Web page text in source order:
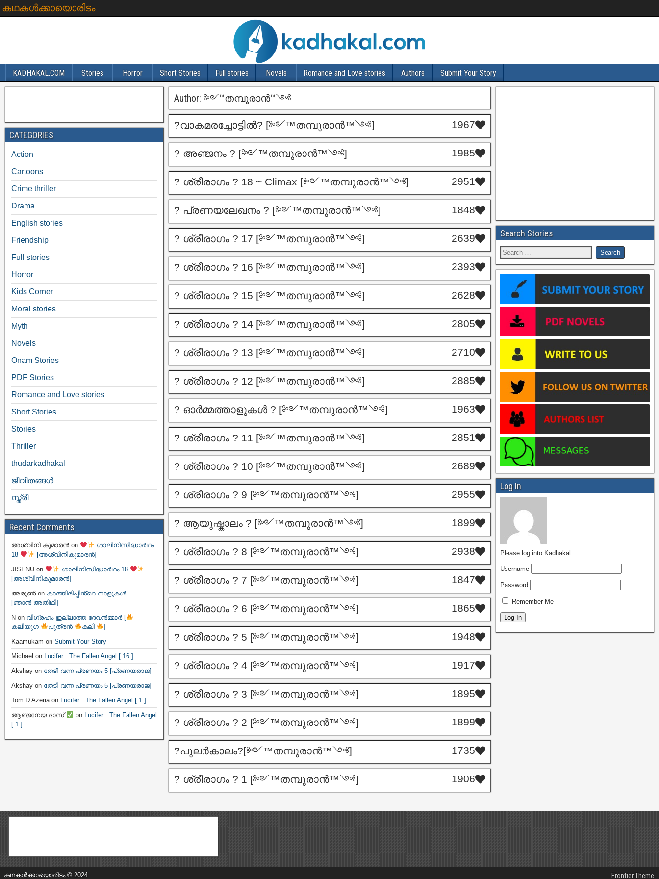
കഥകൾക്കായൊരിടം
KADHAKAL.COM Stories Horror Short Stories Full stories Novels Romance and Love stories Authors Submit Your Story
Author: ༻™തമ്പുരാൻ™༺
?വാകമരച്ചോട്ടിൽ? [༻™തമ്പുരാൻ™༺] 1967
? അഞ്ജനം ? [༻™തമ്പുരാൻ™༺] 1985
? ശ്രീരാഗം ? 18 ~ Climax [༻™തമ്പുരാൻ™༺] 2951
? പ്രണയലേഖനം ? [༻™തമ്പുരാൻ™༺] 1848
? ശ്രീരാഗം ? 17 [༻™തമ്പുരാൻ™༺] 2639
? ശ്രീരാഗം ? 16 [༻™തമ്പുരാൻ™༺] 2393
? ശ്രീരാഗം ? 15 [༻™തമ്പുരാൻ™༺] 2628
? ശ്രീരാഗം ? 14 [༻™തമ്പുരാൻ™༺] 2805
? ശ്രീരാഗം ? 13 [༻™തമ്പുരാൻ™༺] 2710
? ശ്രീരാഗം ? 12 [༻™തമ്പുരാൻ™༺] 2885
? ഓർമ്മത്താളുകൾ ? [༻™തമ്പുരാൻ™༺] 1963
? ശ്രീരാഗം ? 11 [༻™തമ്പുരാൻ™༺] 2851
? ശ്രീരാഗം ? 10 [༻™തമ്പുരാൻ™༺] 2689
? ശ്രീരാഗം ? 9 [༻™തമ്പുരാൻ™༺] 2955
? ആയുഷ്കാലം ? [༻™തമ്പുരാൻ™༺] 1899
? ശ്രീരാഗം ? 8 [༻™തമ്പുരാൻ™༺] 2938
? ശ്രീരാഗം ? 7 [༻™തമ്പുരാൻ™༺] 1847
? ശ്രീരാഗം ? 6 [༻™തമ്പുരാൻ™༺] 1865
? ശ്രീരാഗം ? 5 [༻™തമ്പുരാൻ™༺] 1948
? ശ്രീരാഗം ? 4 [༻™തമ്പുരാൻ™༺] 1917
? ശ്രീരാഗം ? 3 [༻™തമ്പുരാൻ™༺] 1895
? ശ്രീരാഗം ? 2 [༻™തമ്പുരാൻ™༺] 1899
?പുലർകാലം?[༻™തമ്പുരാൻ™༺] 1735
? ശ്രീരാഗം ? 1 [༻™തമ്പുരാൻ™༺] 1906
CATEGORIES
Action
Cartoons
Crime thriller
Drama
English stories
Friendship
Full stories
Horror
Kids Corner
Moral stories
Myth
Novels
Onam Stories
PDF Stories
Romance and Love stories
Short Stories
Stories
Thriller
thudarkadhakal
ജീവിതങ്ങള്‍
സ്ത്രീ
Recent Comments
അശ്വിനി കുമാരൻ on
ശാലിനിസിദ്ധാർഥം
18
[അശ്വിനികുമാരൻ]
JISHNU on
ശാലിനിസിദ്ധാർഥം 18
[അശ്വിനികുമാരൻ]
അരുൺon കാത്തിരിപ്പിൻ്റെ നാളുകൾ…..
[ഞാൻ അതിഥി]
N on വിഗ്രഹം ഇല്ലാത്ത ദേവൻമ്മാർ [
കലിയുഗ
പുത്രൻ കലി
]
Kaamukam on Submit Your Story
Michael on Lucifer : The Fallen Angel [ 16 ]
Akshay on തേടി വന്ന പ്രണയം 5 [പ്രണയരാജ]
Akshay on തേടി വന്ന പ്രണയം 5 [പ്രണയരാജ]
Tom D Azeriaon Lucifer : The Fallen Angel [ 1 ]
ആഞ്ജനേയ ദാസ്
on Lucifer : The Fallen Angel
[ 1 ]
Search Stories
Log In
Please log into Kadhakal
Username
Password
Remember Me
കഥകൾക്കായൊരിടം © 2024 Frontier Theme